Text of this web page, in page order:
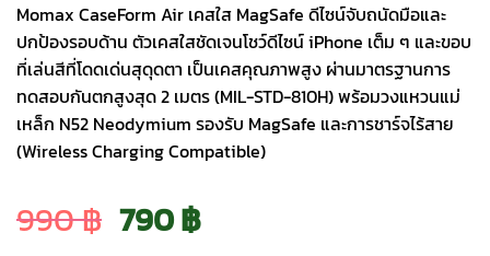
Momax CaseForm Air เคสใส MagSafe ดีไซน์จับถนัดมือและ
ปกป้องรอบด้าน ตัวเคสใสชัดเจนโชว์ดีไซน์ iPhone เต็ม ๆ และขอบ
ที่เล่นสีที่โดดเด่นสุดุดตา เป็นเคสคุณภาพสูง ผ่านมาตรฐานการ
ทดสอบกันตกสูงสุด 2 เมตร (MIL-STD-810H) พร้อมวงแหวนแม่
เหล็ก N52 Neodymium รองรับ MagSafe และการชาร์จไร้สาย
(Wireless Charging Compatible)
990฿ Original
790฿Current